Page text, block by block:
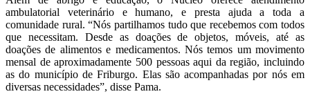
ambulatorial veterinário e humano, e presta ajuda a toda a
comunidade rural. “Nós partilhamos tudo que recebemos com todos
que necessitam. Desde as doações de objetos, móveis, até as
doações de alimentos e medicamentos. Nós temos um movimento
mensal de aproximadamente 500 pessoas aqui da região, incluindo
as do município de Friburgo. Elas são acompanhadas por nós em
diversas necessidades”, disse Pama.